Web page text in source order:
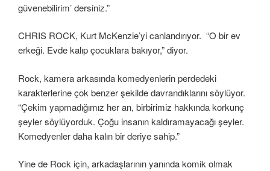
güvenebilirim’ dersiniz.”
CHRIS ROCK, Kurt McKenzie’yi canlandırıyor. “O bir ev
erkeği. Evde kalıp çocuklara bakıyor,” diyor.
Rock, kamera arkasında komedyenlerin perdedeki
karakterlerine çok benzer şekilde davrandıklarını söylüyor.
“Çekim yapmadığımız her an, birbirimiz hakkında korkunç
şeyler söylüyorduk. Çoğu insanın kaldıramayacağı şeyler.
Komedyenler daha kalın bir deriye sahip.”
Yine de Rock için, arkadaşlarının yanında komik olmak